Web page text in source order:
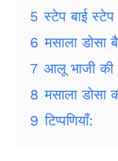
5 स्टेप बाई
6 मसाला डोसा
7 आलू भाजी की
8 मसाला डोसा
9 टिप्पणियाँ: